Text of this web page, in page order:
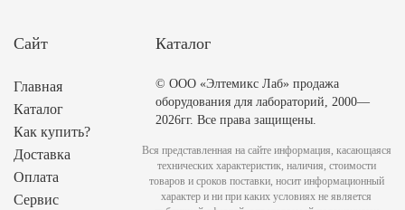
Сайт
Главная
Каталог
Как купить?
Доставка
Оплата
Сервис
Каталог
© ООО «Элтемикс Лаб» продажа
оборудования для лабораторий, 2000—
2026гг. Все права защищены.
Вся представленная на сайте информация, касающаяся
технических характеристик, наличия, стоимости
товаров и сроков поставки, носит информационный
характер и ни при каких условиях не является